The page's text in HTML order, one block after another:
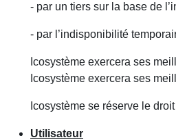
- par un tiers sur la base de
- par l’indisponibilité
Icosystème exercera ses
Icosystème exercera ses
Icosystème se réserve le
Utilisateur